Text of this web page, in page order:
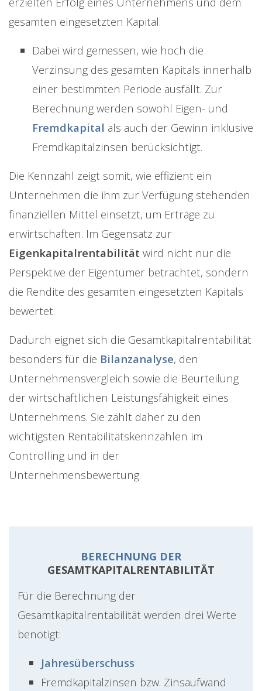
gesamten eingesetzten Kapital.
Dabei wird gemessen, wie hoch die
Verzinsung des gesamten Kapitals innerhalb
einer bestimmten Periode ausfällt. Zur
Berechnung werden sowohl Eigen- und
Fremdkapital als auch der Gewinn inklusive
Fremdkapitalzinsen berücksichtigt.
Die Kennzahl zeigt somit, wie effizient ein
Unternehmen die ihm zur Verfügung stehenden
finanziellen Mittel einsetzt, um Erträge zu
erwirtschaften. Im Gegensatz zur
Eigenkapitalrentabilität wird nicht nur die
Perspektive der Eigentümer betrachtet, sondern
die Rendite des gesamten eingesetzten Kapitals
bewertet.
Dadurch eignet sich die Gesamtkapitalrentabilität
besonders für die Bilanzanalyse, den
Unternehmensvergleich sowie die Beurteilung
der wirtschaftlichen Leistungsfähigkeit eines
Unternehmens. Sie zählt daher zu den
wichtigsten Rentabilitätskennzahlen im
Controlling und in der
Unternehmensbewertung.
BERECHNUNG DER
GESAMTKAPITALRENTABILITÄT
Für die Berechnung der
Gesamtkapitalrentabilität werden drei Werte
benötigt:
Jahresüberschuss
Fremdkapitalzinsen bzw. Zinsaufwand